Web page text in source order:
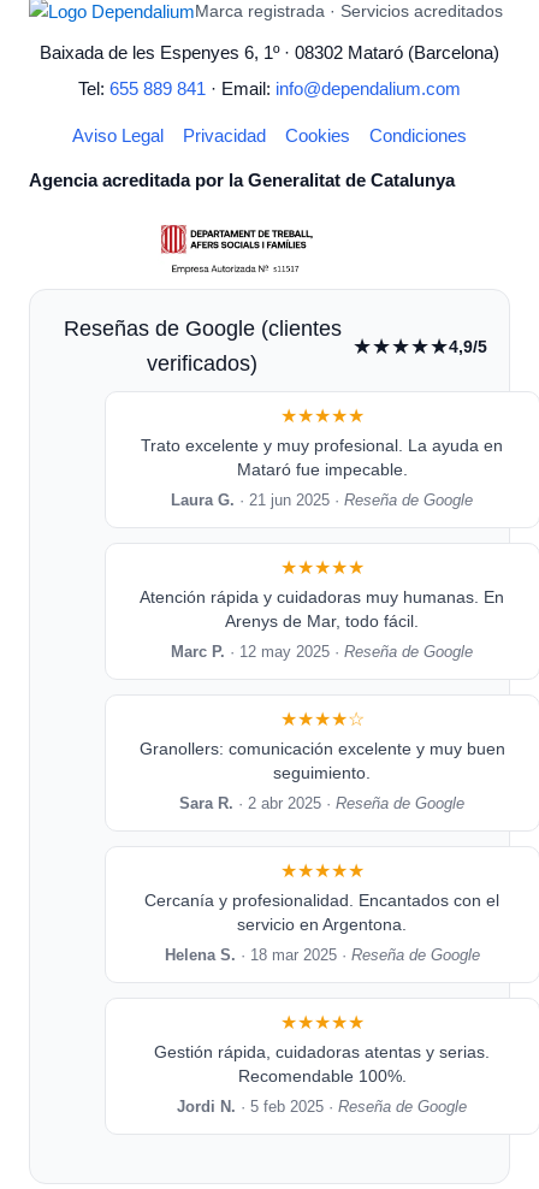
Marca registrada · Servicios acreditados
Baixada de les Espenyes 6, 1º · 08302 Mataró (Barcelona)
Tel: 655 889 841 · Email: info@dependalium.com
Aviso Legal Privacidad Cookies Condiciones
Agencia acreditada por la Generalitat de Catalunya
Reseñas de Google (clientes
verificados)
★★★★★4,9/5
★★★★★
Trato excelente y muy profesional. La ayuda en
Mataró fue impecable.
Laura G. · 21 jun 2025 ·Reseña de Google
★★★★★
Atención rápida y cuidadoras muy humanas. En
Arenys de Mar, todo fácil.
Marc P. · 12 may 2025 ·Reseña de Google
★★★★☆
Granollers: comunicación excelente y muy buen
seguimiento.
Sara R. · 2 abr 2025 ·Reseña de Google
★★★★★
Cercanía y profesionalidad. Encantados con el
servicio en Argentona.
Helena S. · 18 mar 2025 · Reseña de Google
★★★★★
Gestión rápida, cuidadoras atentas y serias.
Recomendable 100%.
Jordi N. · 5 feb 2025 ·Reseña de Google